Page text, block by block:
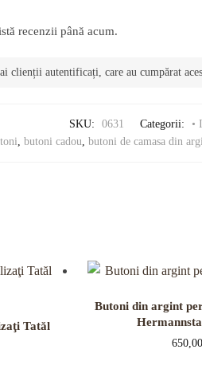
recenzii până acum.
clienții autentificați, care au cumpărat
SKU: 0631 Categorii: •
butoni cadou butoni de camasa din
Tatăl
Butoni din argint
650,00